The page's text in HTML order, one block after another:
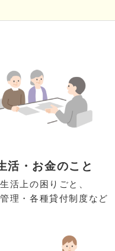
活・お金のこと
生活上の困りごと、
理・各種貸付制度など